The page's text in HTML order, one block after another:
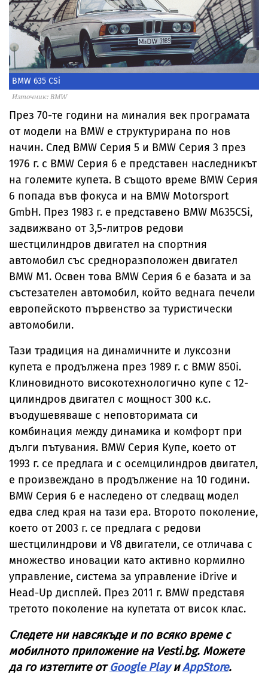
BMW 635 CSi
Източник: BMW
През 70-те години на миналия век програмата
от модели на BMW е структурирана по нов
начин. След BMW Серия 5 и BMW Серия 3 през
1976 г. с BMW Серия 6 е представен наследникът
на големите купета. В същото време BMW Серия
6 попада във фокуса и на BMW Motorsport
GmbH. През 1983 г. е представено BMW M635CSi,
задвижвано от 3,5-литров редови
шестцилиндров двигател на спортния
автомобил със средноразположен двигател
BMW M1. Освен това BMW Серия 6 е базата и за
състезателен автомобил, който веднага печели
европейското първенство за туристически
автомобили.
Тази традиция на динамичните и луксозни
купета е продължена през 1989 г. с BMW 850i.
Клиновидното високотехнологично купе с 12-
цилиндров двигател с мощност 300 к.с.
въодушевяваше с неповторимата си
комбинация между динамика и комфорт при
дълги пътувания. BMW Серия Купе, което от
1993 г. се предлага и с осемцилиндров двигател,
е произвеждано в продължение на 10 години.
BMW Серия 6 е наследено от следващ модел
едва след края на тази ера. Второто поколение,
което от 2003 г. се предлага с редови
шестцилиндрови и V8 двигатели, се отличава с
множество иновации като активно кормилно
управление, система за управление iDrive и
Head-Up дисплей. През 2011 г. BMW представя
третото поколение на купетата от висок клас.
Следете ни навсякъде и по всяко време с
мобилното приложение на Vesti.bg. Можете
да го изтеглите от Google Play и AppStore.